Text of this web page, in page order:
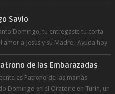
Savio
Domingo, tu entregaste tu corta
amor a Jesús y su Madre. Ayuda hoy
de las Embarazadas
es Patrono de las mamás
Domingo en el Oratorio en Turín, un